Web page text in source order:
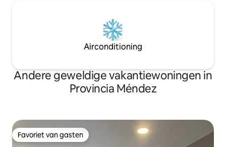
Airconditioning
Andere geweldige vakantiewoningen in
Provincia Méndez
Favoriet van gasten
Favoriet van gasten